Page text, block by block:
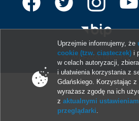
© 2013-2026
Uprzejmie informujemy, że
cookie (tzw. ciasteczek) i
w celach autoryzacji,
i ułatwienia korzystania z
Gdańskiego. Korzystając
wyrażasz zgodę na ich
zaktualnymi
przeglądarki.